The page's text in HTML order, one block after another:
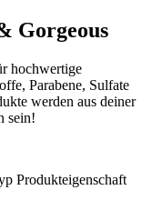
Gorgeous
hochwertige
Parabene, Sulfate
werden aus deiner
sein!
Produkteigenschaft